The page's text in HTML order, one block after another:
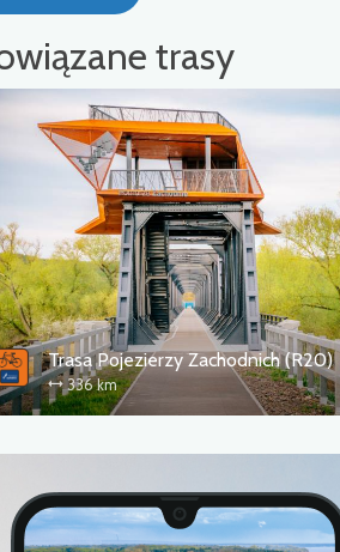
trasy
Trasa Pojezierzy Zachodnich (R20)
336 km